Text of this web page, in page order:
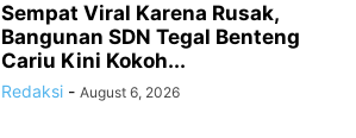
Sempat Viral Karena Rusak,
Bangunan SDN Tegal Benteng
Cariu Kini Kokoh...
Redaksi - August 6, 2026